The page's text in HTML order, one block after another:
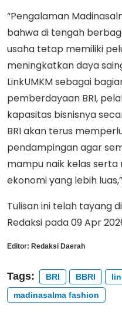
“Pengalaman
bahwa di tengah
usaha tetap memiliki
meningkatkan daya
LinkUMKM sebagai
pemberdayaan BRI,
kapasitas bisnisnya
BRI akan terus
pendampingan agar
mampu naik kelas
ekonomi yang lebih
Tulisan ini telah tayang di
Redaksi pada 09 Apr
Editor: Redaksi Daerah
Tags: BRI BBRI
madinasalma fashion